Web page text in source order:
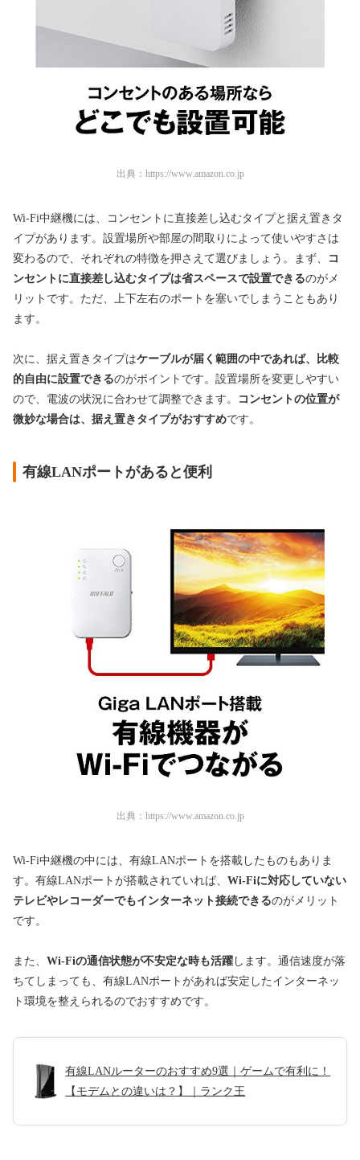
出典： https://www.amazon.co.jp
Wi-Fi中継機には、コンセントに直接差し込むタイプと据え置きタ
イプがあります。設置場所や部屋の間取りによって使いやすさは
変わるので、それぞれの特徴を押さえて選びましょう。まず、
コ
ンセントに直接差し込むタイプは省スペースで設置できるのがメ
リットです。ただ、上下左右のポートを塞いでしまうこともあり
ます。
次に、据え置きタイプはケーブルが届く範囲の中であれば、比較
的自由に設置できるのがポイントです。設置場所を変更しやすい
ので、電波の状況に合わせて調整できます。
コンセントの位置が
微妙な場合は、据え置きタイプがおすすめです。
有線LANポートがあると便利
出典： https://www.amazon.co.jp
Wi-Fi中継機の中には、有線LANポートを搭載したものもありま
す。有線LANポートが搭載されていれば、 Wi-Fiに対応していない
テレビやレコーダーでもインターネット接続できるのがメリット
です。
また、 Wi-Fiの通信状態が不安定な時も活躍 します。通信速度が落
ちてしまっても、有線LANポートがあれば安定したインターネッ
ト環境を整えられるのでおすすめです。
有線LANルーターのおすすめ9選｜ゲームで有利に！
【モデムとの違いは？】｜ランク王